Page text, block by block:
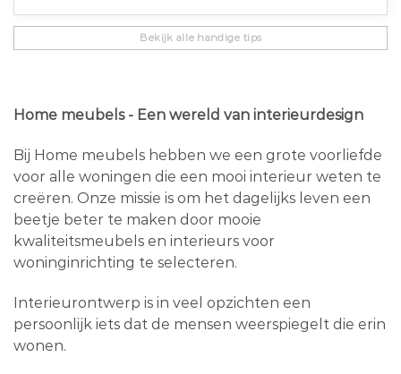
Bekijk alle handige tips
Home meubels - Een wereld van interieurdesign
Bij Home meubels hebben we een grote voorliefde
voor alle woningen die een mooi interieur weten te
creëren. Onze missie is om het dagelijks leven een
beetje beter te maken door mooie
kwaliteitsmeubels en interieurs voor
woninginrichting te selecteren.
Interieurontwerp is in veel opzichten een
persoonlijk iets dat de mensen weerspiegelt die erin
wonen.